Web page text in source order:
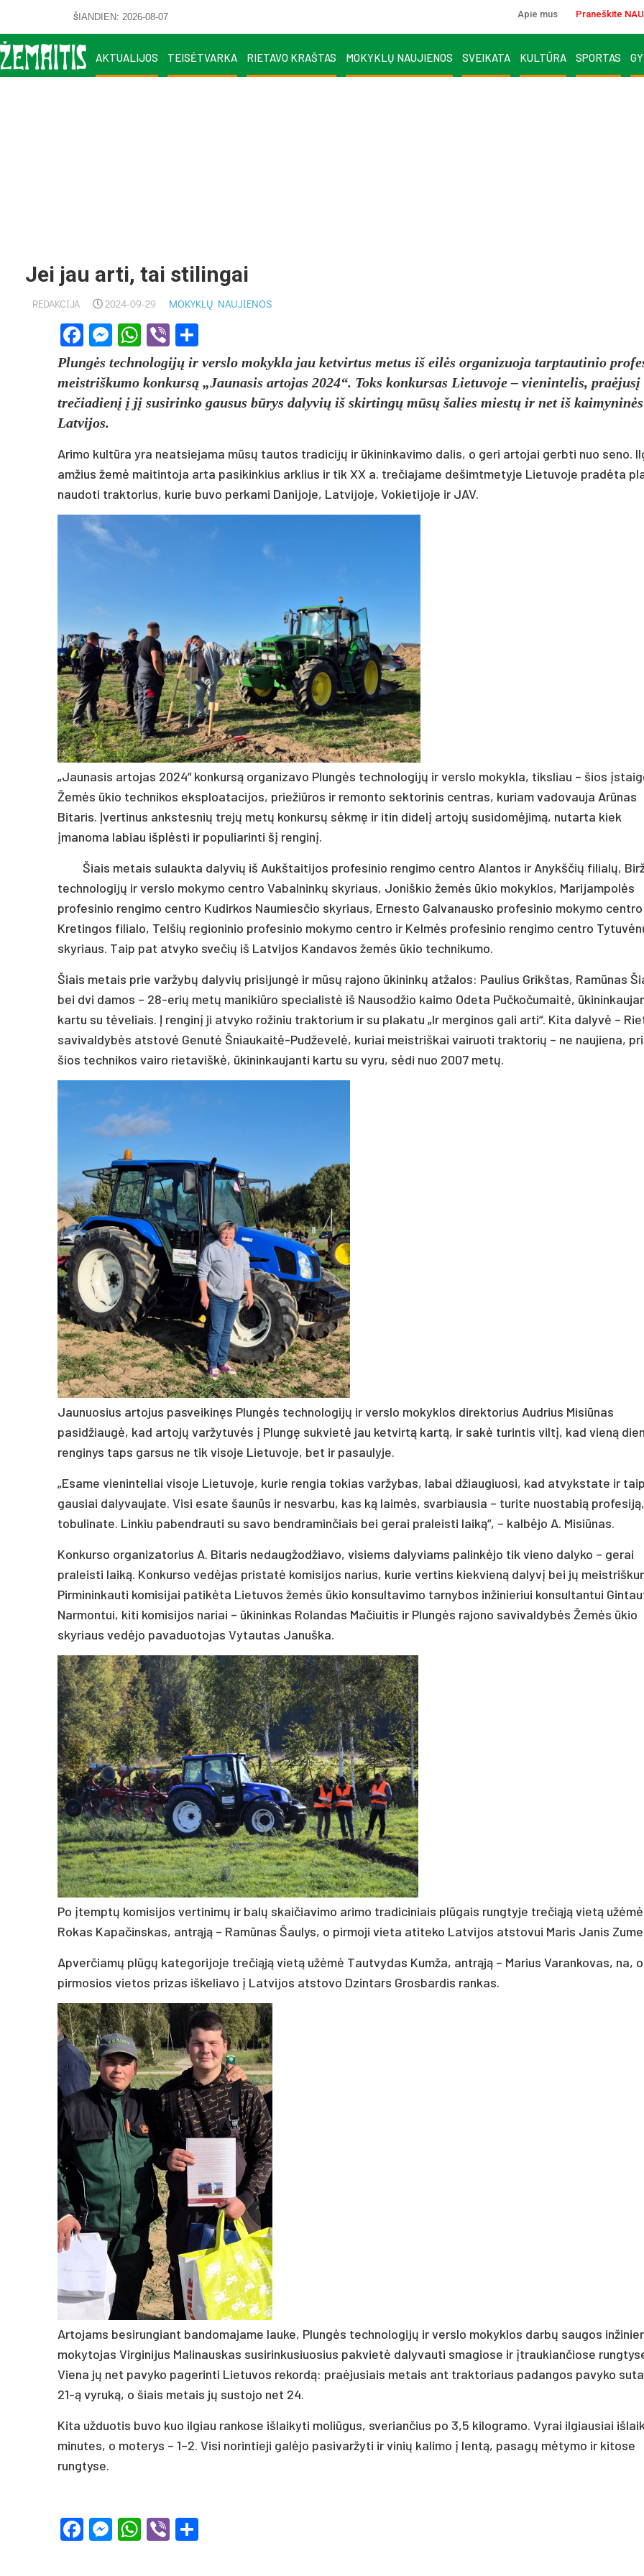
ŠIANDIEN: 2026-08-07 Apie mus Praneškite
AKTUALIJOS TEISĖTVARKA RIETAVO KRAŠTAS MOKYKLŲ NAUJIENOS SVEIKATA KULTŪRA SPORTAS
Jei jau arti, tai stilingai
REDAKCIJA 2024-09-29 MOKYKLŲ NAUJIENOS
Facebook
Messenger
WhatsApp
Viber
Plungės technologijų ir verslo mokykla jau ketvirtus metus iš eilės organizuoja tarptautinio
meistriškumo konkursą „Jaunasis artojas 2024“. Toks konkursas Lietuvoje – vienintelis, praėjusį
trečiadienį į jį susirinko gausus būrys dalyvių iš skirtingų mūsų šalies miestų ir net iš kaimyninės
Latvijos.
Arimo kultūra yra neatsiejama mūsų tautos tradicijų ir ūkininkavimo dalis, o geri artojai gerbti nuo seno.
amžius žemė maitintoja arta pasikinkius arklius ir tik XX a. trečiajame dešimtmetyje Lietuvoje pradėta
naudoti traktorius, kurie buvo perkami Danijoje, Latvijoje, Vokietijoje ir JAV.
„Jaunasis artojas 2024“ konkursą organizavo Plungės technologijų ir verslo mokykla, tiksliau – šios
Žemės ūkio technikos eksploatacijos, priežiūros ir remonto sektorinis centras, kuriam vadovauja Arūnas
Bitaris. Įvertinus ankstesnių trejų metų konkursų sėkmę ir itin didelį artojų susidomėjimą, nutarta kiek
įmanoma labiau išplėsti ir populiarinti šį renginį.
Šiais metais sulaukta dalyvių iš Aukštaitijos profesinio rengimo centro Alantos ir Anykščių filialų,
technologijų ir verslo mokymo centro Vabalninkų skyriaus, Joniškio žemės ūkio mokyklos, Marijampolės
profesinio rengimo centro Kudirkos Naumiesčio skyriaus, Ernesto Galvanausko profesinio mokymo centro
Kretingos filialo, Telšių regioninio profesinio mokymo centro ir Kelmės profesinio rengimo centro
skyriaus. Taip pat atvyko svečių iš Latvijos Kandavos žemės ūkio technikumo.
Šiais metais prie varžybų dalyvių prisijungė ir mūsų rajono ūkininkų atžalos: Paulius Grikštas, Ramūnas
bei dvi damos – 28-erių metų manikiūro specialistė iš Nausodžio kaimo Odeta Pučkočumaitė,
kartu su tėveliais. Į renginį ji atvyko rožiniu traktorium ir su plakatu „Ir merginos gali arti“. Kita dalyvė –
savivaldybės atstovė Genutė Šniaukaitė-Pudževelė, kuriai meistriškai vairuoti traktorių – ne naujiena,
šios technikos vairo rietaviškė, ūkininkaujanti kartu su vyru, sėdi nuo 2007 metų.
Jaunuosius artojus pasveikinęs Plungės technologijų ir verslo mokyklos direktorius Audrius Misiūnas
pasidžiaugė, kad artojų varžytuvės į Plungę sukvietė jau ketvirtą kartą, ir sakė turintis viltį, kad vieną
renginys taps garsus ne tik visoje Lietuvoje, bet ir pasaulyje.
„Esame vieninteliai visoje Lietuvoje, kurie rengia tokias varžybas, labai džiaugiuosi, kad atvykstate ir
gausiai dalyvaujate. Visi esate šaunūs ir nesvarbu, kas ką laimės, svarbiausia – turite nuostabią
tobulinate. Linkiu pabendrauti su savo bendraminčiais bei gerai praleisti laiką“, – kalbėjo A. Misiūnas.
Konkurso organizatorius A. Bitaris nedaugžodžiavo, visiems dalyviams palinkėjo tik vieno dalyko – gerai
praleisti laiką. Konkurso vedėjas pristatė komisijos narius, kurie vertins kiekvieną dalyvį bei jų
Pirmininkauti komisijai patikėta Lietuvos žemės ūkio konsultavimo tarnybos inžinieriui konsultantui
Narmontui, kiti komisijos nariai – ūkininkas Rolandas Mačiuitis ir Plungės rajono savivaldybės Žemės ūkio
skyriaus vedėjo pavaduotojas Vytautas Januška.
Po įtemptų komisijos vertinimų ir balų skaičiavimo arimo tradiciniais plūgais rungtyje trečiąją vietą užėmė
Rokas Kapačinskas, antrąją – Ramūnas Šaulys, o pirmoji vieta atiteko Latvijos atstovui Maris Janis
Apverčiamų plūgų kategorijoje trečiąją vietą užėmė Tautvydas Kumža, antrąją – Marius Varankovas, na, o
pirmosios vietos prizas iškeliavo į Latvijos atstovo Dzintars Grosbardis rankas.
Artojams besirungiant bandomajame lauke, Plungės technologijų ir verslo mokyklos darbų saugos
mokytojas Virginijus Malinauskas susirinkusiuosius pakvietė dalyvauti smagiose ir įtraukiančiose
Viena jų net pavyko pagerinti Lietuvos rekordą: praėjusiais metais ant traktoriaus padangos pavyko
21-ą vyruką, o šiais metais jų sustojo net 24.
Kita užduotis buvo kuo ilgiau rankose išlaikyti moliūgus, sveriančius po 3,5 kilogramo. Vyrai ilgiausiai
minutes, o moterys – 1–2. Visi norintieji galėjo pasivaržyti ir vinių kalimo į lentą, pasagų mėtymo ir kitose
rungtyse.
Facebook
Messenger
WhatsApp
Viber